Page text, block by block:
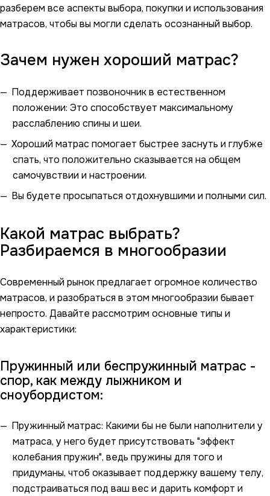
разберем все аспекты выбора, покупки и использования
матрасов, чтобы вы могли сделать осознанный выбор.
Зачем нужен хороший матрас?
Поддерживает позвоночник в естественном
положении: Это способствует максимальному
расслаблению спины и шеи.
Хороший матрас помогает быстрее заснуть и глубже
спать, что положительно сказывается на общем
самочувствии и настроении.
Вы будете просыпаться отдохнувшими и полными сил.
Какой матрас выбрать?
Разбираемся в многообразии
Современный рынок предлагает огромное количество
матрасов, и разобраться в этом многообразии бывает
непросто. Давайте рассмотрим основные типы и
характеристики:
Пружинный или беспружинный матрас -
спор, как между лыжником и
сноубордистом:
Пружинный матрас: Какими бы не были наполнители у
матраса, у него будет присутствовать "эффект
колебания пружин", ведь пружины для того и
придуманы, чтоб оказывает поддержку вашему телу,
подстраиваться под ваш вес и дарить комфорт и